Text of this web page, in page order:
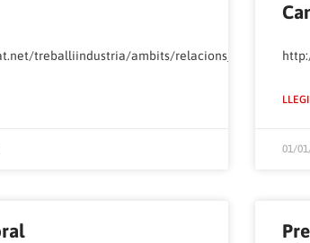
treballiindustria/ambits/relacions_laborals/
01/